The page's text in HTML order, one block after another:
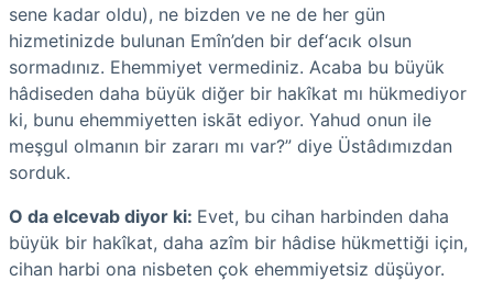
sene kadar oldu), ne bizden ve ne de her gün
hizmetinizde bulunan Emîn’den bir def‘acık olsun
sormadınız. Ehemmiyet vermediniz. Acaba bu büyük
hâdiseden daha büyük diğer bir hakîkat mı hükmediyor
ki, bunu ehemmiyetten iskāt ediyor. Yahud onun ile
meşgul olmanın bir zararı mı var?” diye Üstâdımızdan
sorduk.
O da elcevab diyor ki: Evet, bu cihan harbinden daha
büyük bir hakîkat, daha azîm bir hâdise hükmettiği için,
cihan harbi ona nisbeten çok ehemmiyetsiz düşüyor.